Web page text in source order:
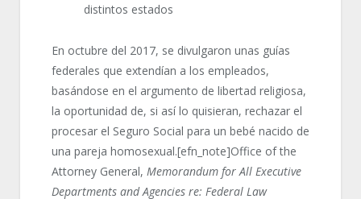
distintos estados
En octubre del 2017, se divulgaron unas guías
federales que extendían a los empleados,
basándose en el argumento de libertad religiosa,
la oportunidad de, si así lo quisieran, rechazar el
procesar el Seguro Social para un bebé nacido de
una pareja homosexual.[efn_note]Office of the
Attorney General, Memorandum for All Executive
Departments and Agencies re: Federal Law